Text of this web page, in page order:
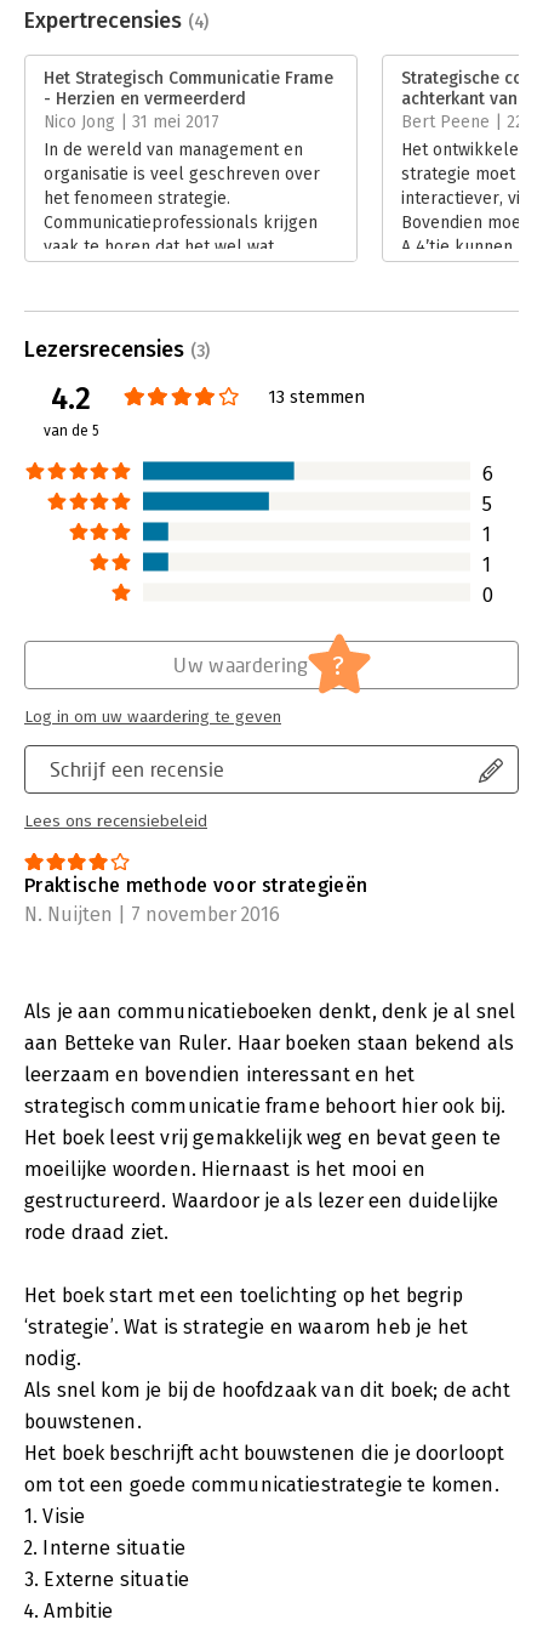
Uitgever:
Boom
Verschijningsdatum:
17-10-2015
Hoofdrubriek: Communicatie en media
Strategisch
Expertrecensies (4)
Het Strategisch Communicatie Frame
- Herzien en vermeerderd
Nico Jong | 31 mei 2017
In de wereld van management en
organisatie is veel geschreven over
het fenomeen strategie.
Communicatieprofessionals krijgen
vaak te horen dat het wel wat
Strategische
achterkant van
Bert Peene | 22
Het ontwikkelen
strategie moet
interactiever,
Bovendien moet
A 4’tje kunnen.
eigenlijk ook
moet maken.
Lees verder
Lezersrecensies (3)
4.2
van de 5
13 stemmen
6
5
1
1
0
Schrijf een recensie
Lees ons recensiebeleid
Uw waardering ?
Log in om uw waardering te geven
Praktische methode voor strategieën
N. Nuijten | 7 november 2016
Als je aan communicatieboeken denkt, denk je al snel
aan Betteke van Ruler. Haar boeken staan bekend als
leerzaam en bovendien interessant en het
strategisch communicatie frame behoort hier ook bij.
Het boek leest vrij gemakkelijk weg en bevat geen te
moeilijke woorden. Hiernaast is het mooi en
gestructureerd. Waardoor je als lezer een duidelijke
rode draad ziet.
Het boek start met een toelichting op het begrip
‘strategie’. Wat is strategie en waarom heb je het
nodig.
Als snel kom je bij de hoofdzaak van dit boek; de acht
bouwstenen.
Het boek beschrijft acht bouwstenen die je doorloopt
om tot een goede communicatiestrategie te komen.
1. Visie
2. Interne situatie
3. Externe situatie
4. Ambitie